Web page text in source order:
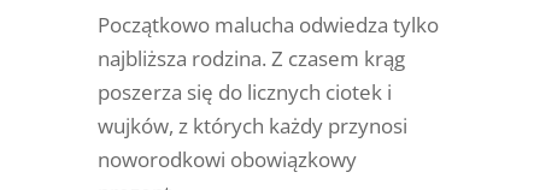
Początkowo malucha odwiedza tylko
najbliższa rodzina. Z czasem krąg
poszerza się do licznych ciotek i
wujków, z których każdy przynosi
noworodkowi obowiązkowy